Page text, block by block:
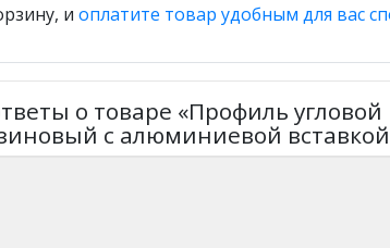
и оплатите товар удобным для вас
о товаре «Профиль угловой
с алюминиевой